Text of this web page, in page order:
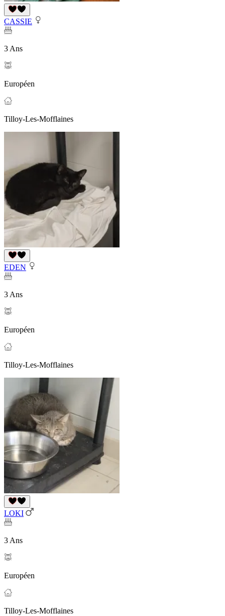
CASSIE
3 Ans
Européen
Tilloy-Les-Mofflaines
EDEN
3 Ans
Européen
Tilloy-Les-Mofflaines
LOKI
3 Ans
Européen
Tilloy-Les-Mofflaines